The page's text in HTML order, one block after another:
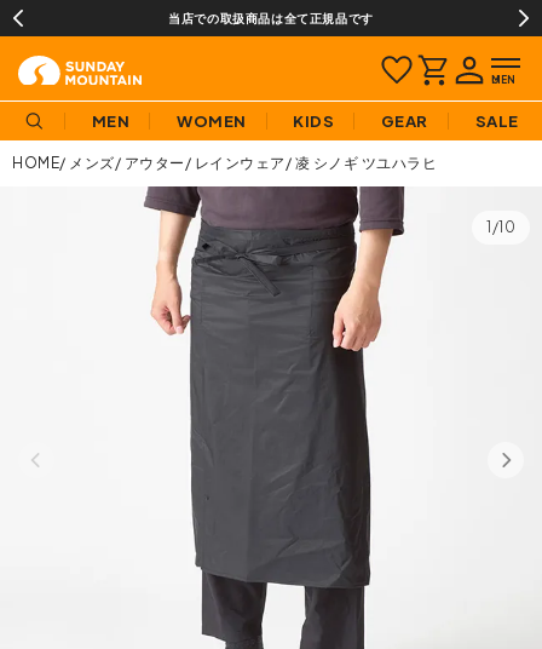
当店での取扱商品は全て正規品です
MEN WOMEN KIDS GEAR SALE
HOME メンズ アウター レインウェア 凌 シノギ ツユハラヒ
1/10